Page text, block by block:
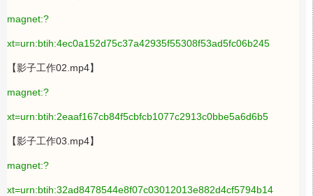
magnet:?
xt=urn:btih:4ec0a152d75c37a42935f55308f53ad5fc06b245
【影子工作02.mp4】
magnet:?
xt=urn:btih:2eaaf167cb84f5cbfcb1077c2913c0bbe5a6d6b5
【影子工作03.mp4】
magnet:?
xt=urn:btih:32ad8478544e8f07c03012013e882d4cf5794b14